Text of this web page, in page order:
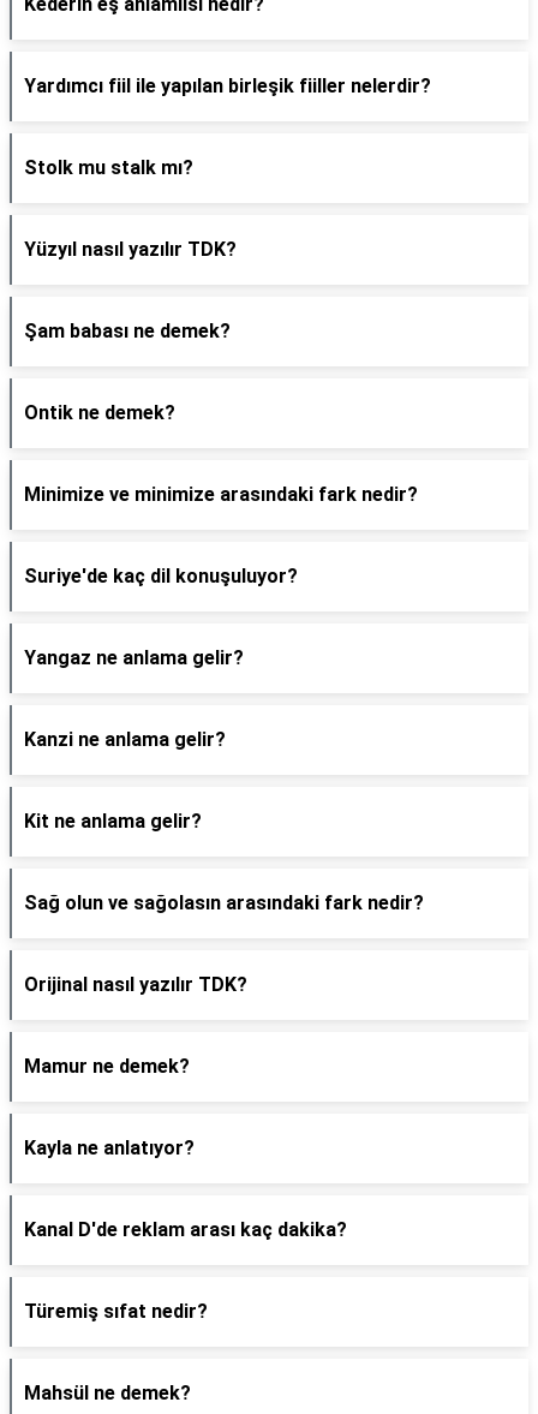
Yardımcı fiil ile yapılan birleşik fiiller nelerdir?
Stolk mu stalk mı?
Yüzyıl nasıl yazılır TDK?
Şam babası ne demek?
Ontik ne demek?
Minimize ve minimize arasındaki fark nedir?
Suriye'de kaç dil konuşuluyor?
Yangaz ne anlama gelir?
Kanzi ne anlama gelir?
Kit ne anlama gelir?
Sağ olun ve sağolasın arasındaki fark nedir?
Orijinal nasıl yazılır TDK?
Mamur ne demek?
Kayla ne anlatıyor?
Kanal D'de reklam arası kaç dakika?
Türemiş sıfat nedir?
Mahsül ne demek?